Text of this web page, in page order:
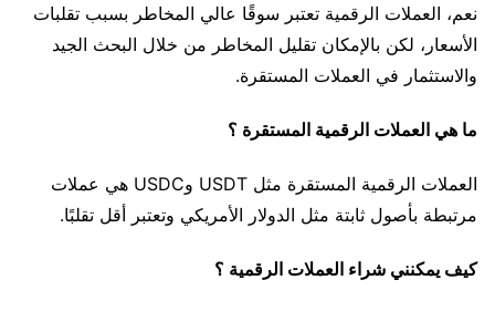
نعم، العملات الرقمية تعتبر سوقًا عالي المخاطر بسبب تقلبات
الأسعار، لكن بالإمكان تقليل المخاطر من خلال البحث الجيد
والاستثمار في العملات المستقرة.
ما هي العملات الرقمية المستقرة ؟
العملات الرقمية المستقرة مثل USDT وUSDC هي عملات
مرتبطة بأصول ثابتة مثل الدولار الأمريكي وتعتبر أقل تقلبًا.
كيف يمكنني شراء العملات الرقمية ؟